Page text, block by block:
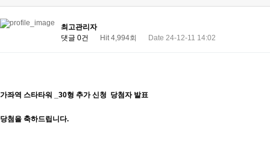
최고관리자
댓글 0건
Hit 4,994회 Date 24-12-11 14:02
가좌역 스타타워 _30형 추가 신청 당첨자 발표
당첨을 축하드립니다.